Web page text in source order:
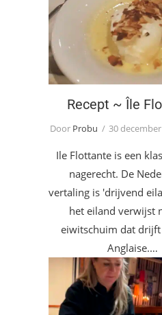
Recept ~ Île
Recept ~ Île
Door Probu 30
Ile Flottante is een
nagerecht. De
vertaling is 'drijvend
het eiland verwijst
eiwitschuim dat
Anglaise.…
Nieuw bij Anton